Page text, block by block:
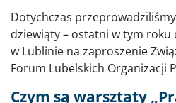
Dotychczas
dziewiąty – ostatni w tym roku
w Lublinie na zaproszenie
Forum Lubelskich Organizacji
Czym są warsztaty